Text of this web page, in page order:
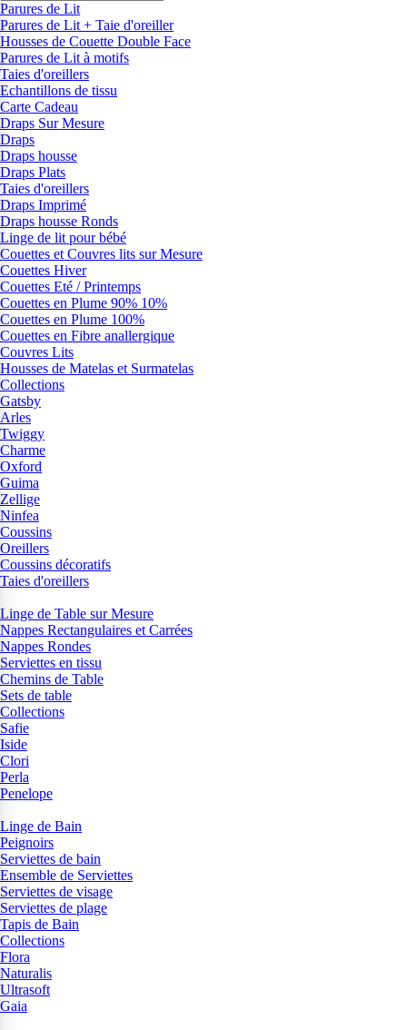
Parures de Lit
Parures de Lit + Taie d'oreiller
Housses de Couette Double Face
Parures de Lit à motifs
Taies d'oreillers
Echantillons de tissu
Carte Cadeau
Draps Sur Mesure
Draps
Draps housse
Draps Plats
Taies d'oreillers
Draps Imprimé
Draps housse Ronds
Linge de lit pour bébé
Couettes et Couvres lits sur Mesure
Couettes Hiver
Couettes Eté / Printemps
Couettes en Plume 90% 10%
Couettes en Plume 100%
Couettes en Fibre anallergique
Couvres Lits
Housses de Matelas et Surmatelas
Collections
Gatsby
Arles
Twiggy
Charme
Oxford
Guima
Zellige
Ninfea
Coussins
Oreillers
Coussins décoratifs
Taies d'oreillers
Linge de Table sur Mesure
Nappes Rectangulaires et Carrées
Nappes Rondes
Serviettes en tissu
Chemins de Table
Sets de table
Collections
Safie
Iside
Clori
Perla
Penelope
Linge de Bain
Peignoirs
Serviettes de bain
Ensemble de Serviettes
Serviettes de visage
Serviettes de plage
Tapis de Bain
Collections
Flora
Naturalis
Ultrasoft
Gaia